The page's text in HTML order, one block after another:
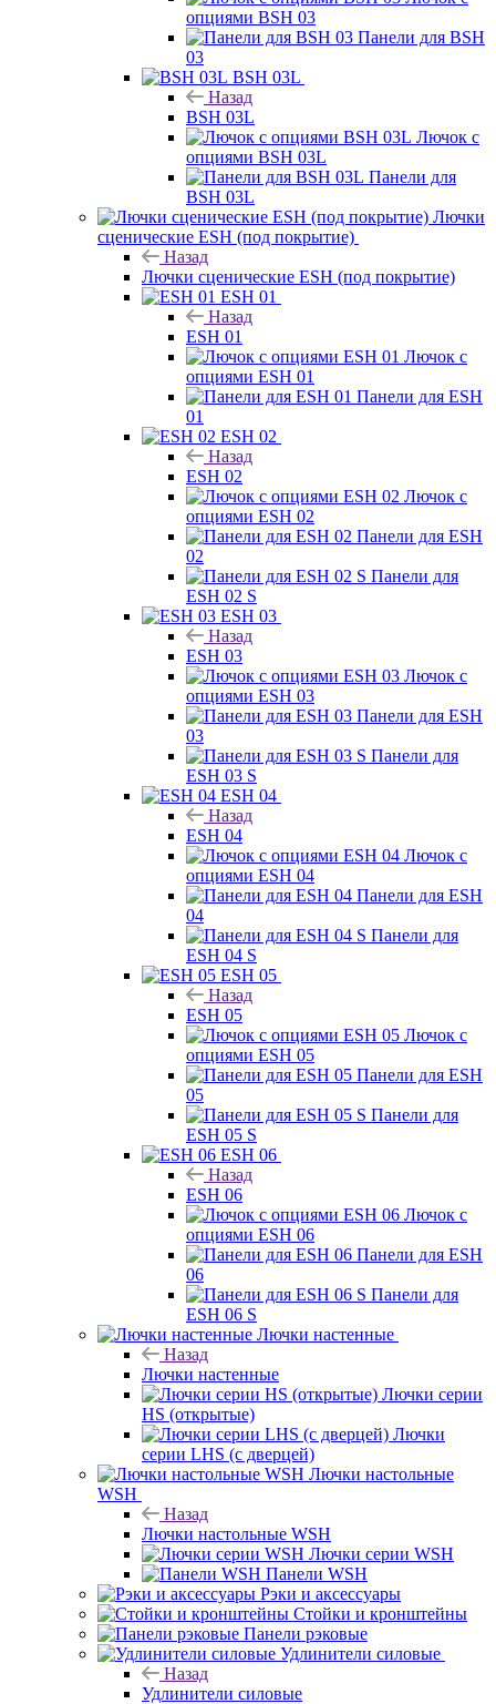
опциями BSH 03
Панели для BSH
03
BSH 03L
Назад
BSH 03L
Лючок с
опциями BSH 03L
Панели для
BSH 03L
Лючки
сценические ESH (под покрытие)
Назад
Лючки сценические ESH (под покрытие)
ESH 01
Назад
ESH 01
Лючок с
опциями ESH 01
Панели для ESH
01
ESH 02
Назад
ESH 02
Лючок с
опциями ESH 02
Панели для ESH
02
Панели для
ESH 02 S
ESH 03
Назад
ESH 03
Лючок с
опциями ESH 03
Панели для ESH
03
Панели для
ESH 03 S
ESH 04
Назад
ESH 04
Лючок с
опциями ESH 04
Панели для ESH
04
Панели для
ESH 04 S
ESH 05
Назад
ESH 05
Лючок с
опциями ESH 05
Панели для ESH
05
Панели для
ESH 05 S
ESH 06
Назад
ESH 06
Лючок с
опциями ESH 06
Панели для ESH
06
Панели для
ESH 06 S
Лючки настенные
Назад
Лючки настенные
Лючки серии
HS (открытые)
Лючки
серии LHS (с дверцей)
Лючки настольные
WSH
Назад
Лючки настольные WSH
Лючки серии WSH
Панели WSH
Рэки и аксессуары
Стойки и кронштейны
Панели рэковые
Удлинители силовые
Назад
Удлинители силовые